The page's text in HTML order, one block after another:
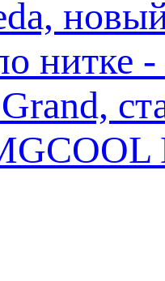
нитке -